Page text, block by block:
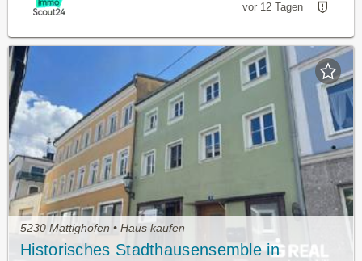
vor 12 Tagen
5230 Mattighofen • Haus kaufen
Historisches Stadthausensemble in